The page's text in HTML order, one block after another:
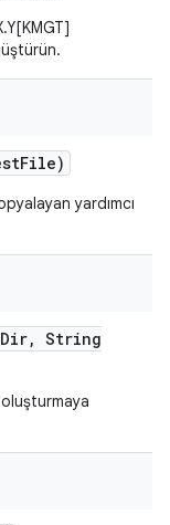
File)
yardımcı
Dir, String